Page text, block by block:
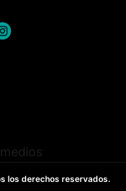
los derechos reservados.